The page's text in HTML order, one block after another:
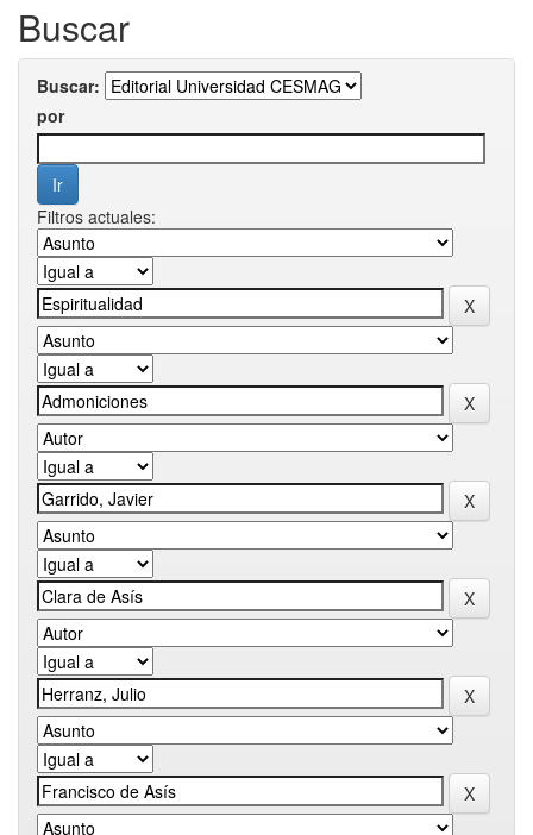
Buscar
Buscar:
por
Filtros actuales: